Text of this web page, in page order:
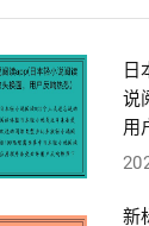
日
说
用
新